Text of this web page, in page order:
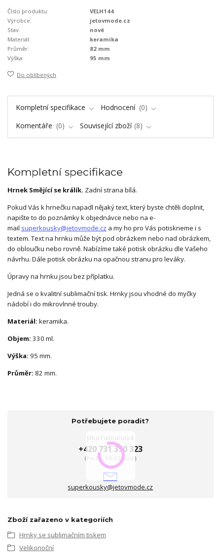
Číslo produktu:
VELH144
Výrobce:
jetovmode.cz
Stav:
nové
Materiál:
keramika
Průměr:
82 mm
Výška:
95 mm
Do oblíbených
Kompletní specifikace Hodnocení
0
Komentáře
0 Související zboží 8
Kompletní specifikace
Hrnek Smějící se králík. Zadní strana bílá.
Pokud Vás k hrnečku napadl nějaký text, který byste chtěli doplnit,
napište to do poznámky k objednávce nebo na e-
mail superkousky@jetovmode.cz a my ho pro Vás potiskneme i s
textem. Text na hrnku může být pod obrázkem nebo nad obrázkem,
do obloučku nebo rovně. Nabízíme také potisk obrázku dle Vašeho
návrhu. Dále potisk obrázku na opačnou stranu pro leváky.
Úpravy na hrnku jsou bez příplatku.
Jedná se o kvalitní sublimační tisk. Hrnky jsou vhodné do myčky
nádobí i do mikrovlnné trouby.
Materiál: keramika.
Objem: 330 ml.
Výška: 95 mm.
Průměr: 82 mm.
Potřebujete poradit?
Jitka Faimanová
+420 731 390 323
(Po-Pá, 10-12 hod.)
superkousky@jetovmode.cz
Zboží zařazeno v kategoriích
Hrnky se sublimačním tiskem
Velikonoční